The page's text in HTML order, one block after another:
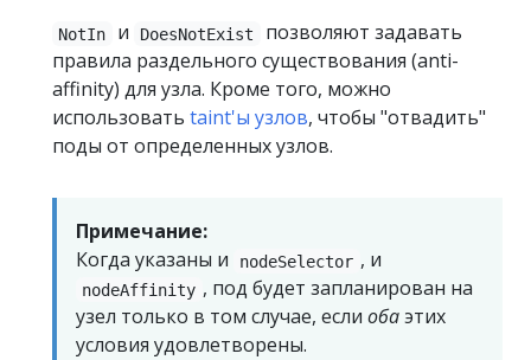
NotIn и DoesNotExist
позволяют задавать
правила раздельного существования (anti-
affinity) для узла. Кроме того, можно
использовать taint'ы узлов, чтобы "отвадить"
поды от определенных узлов.
Примечание:
Когда указаны и
nodeSelector , и
nodeAffinity , под будет запланирован на
узел только в том случае, если обаэтих
условия удовлетворены.